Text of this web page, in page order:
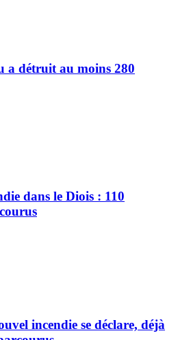
a détruit au moins 280
dans le Diois : 110
incendie se déclare, déjà